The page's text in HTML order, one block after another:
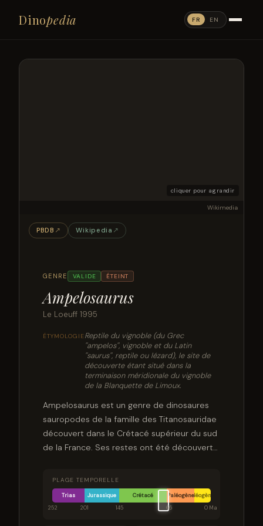
Dinopedia FR EN
GENRE VALIDE ÉTEINT
Ampelosaurus
Le Loeuff 1995
ÉTYMOLOGIEReptile du vignoble (du Grec
''ampelos'', vignoble et du Latin
''saurus'', reptile ou lézard), le site de
découverte étant situé dans la
terminaison méridionale du vignoble
de la Blanquette de Limoux.
Ampelosaurus est un genre de dinosaures
sauropodes de la famille des Titanosauridae
découvert dans le Crétacé supérieur du sud
de la France. Ses restes ont été découverts
Occitanie. Ils proviennent de la formation
des marnes rouges inférieures et plus
PLAGE TEMPORELLE
Trias Jurassique Crétacé PaléogèneNéogène
252
201 145 66 0 Ma
cliquer pour agrandir
Wikimedia
PBDB ↗ Wikipedia ↗